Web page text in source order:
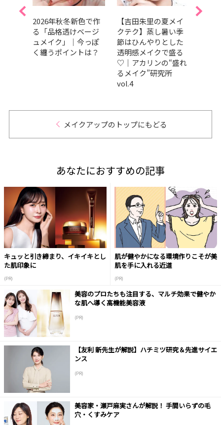
2026年秋冬新色で作
る「品格透けベージ
ュメイク」｜今っぽ
く纏うポイントは？
【吉田朱里の夏メイ
クテク】蒸し暑い季
節はひんやりとした
透明感メイクで盛る
♡｜アカリンの“盛れ
るメイク”研究所
vol.4
メイクアップのトップにもどる
あなたにおすすめの記事
キュッと引き締まり、イキイキとし
た肌印象に
(PR)
肌が健やかになる環境作りこそが美
肌を手に入れる近道
(PR)
美容のプロたちも注目する、マルチ効果で健やか
な肌へ導く高機能美容液
(PR)
【友利 新先生が解説】ハチミツ研究＆先進サイエ
ンス
(PR)
美容家・瀬戸麻実さんが解説！ 手間いらずの毛
穴・くすみケア